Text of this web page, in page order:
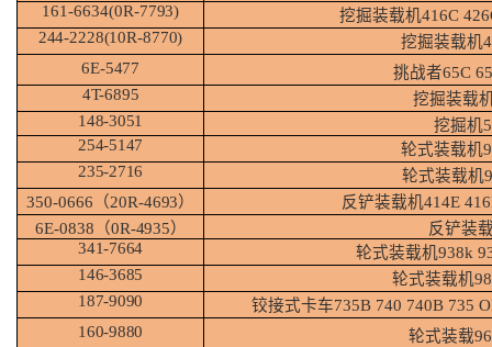
161-6634(0R-7793) 挖掘装载机416C
244-2228(10R-8770)
挖掘装载机
6E-5477 挑战者65C
4T-6895
挖掘装载
148-3051 挖掘机
254-5147 轮式装载机
235-2716 轮式装载机
350-0666（20R-4693） 反铲装载机414E
6E-0838（0R-4935）
反铲装
341-7664 轮式装载机938k
146-3685 轮式装载机
187-9090 铰接式卡车735B 740 740B 735
160-9880 轮式装载